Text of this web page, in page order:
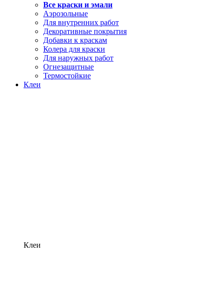
Все краски и эмали
Аэрозольные
Для внутренних работ
Декоративные покрытия
Добавки к краскам
Колера для краски
Для наружных работ
Огнезащитные
Термостойкие
Клеи
Клеи